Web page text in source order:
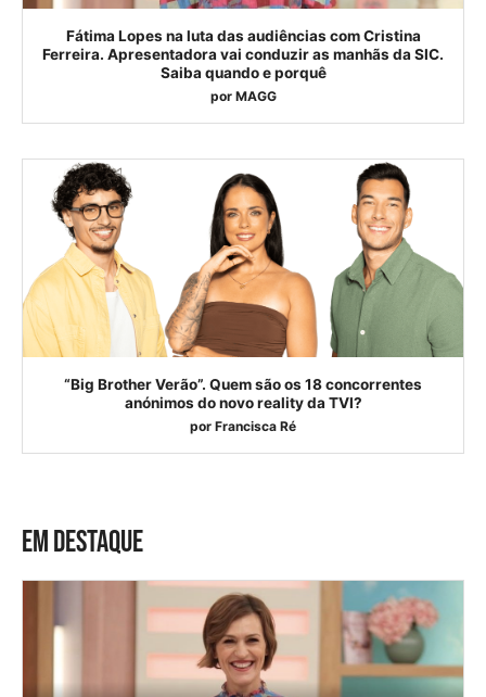
Fátima Lopes na luta das audiências com Cristina
Ferreira. Apresentadora vai conduzir as manhãs da SIC.
Saiba quando e porquê
por MAGG
“Big Brother Verão”. Quem são os 18 concorrentes
anónimos do novo reality da TVI?
por Francisca Ré
EM DESTAQUE